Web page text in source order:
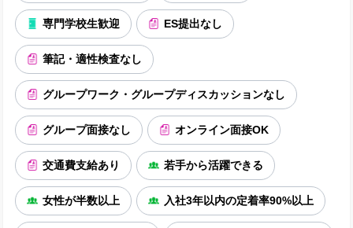
専門学校生歓迎 ES提出なし
筆記・適性検査なし
グループワーク・グループディスカッションなし
グループ面接なし オンライン面接OK
交通費支給あり 若手から活躍できる
女性が半数以上 入社3年以内の定着率90%以上